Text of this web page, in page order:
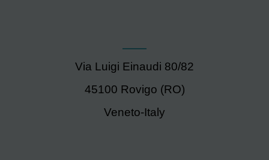
Via Luigi Einaudi 80/82
45100 Rovigo (RO)
Veneto-Italy